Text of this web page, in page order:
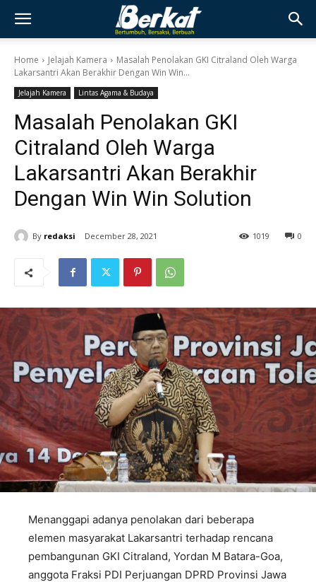
Home Jelajah Kamera
Masalah Penolakan GKI Citraland Oleh Warga
Lakarsantri Akan Berakhir Dengan Win Win...
Jelajah Kamera Lintas Agama & Budaya
Masalah Penolakan GKI
Citraland Oleh Warga
Lakarsantri Akan Berakhir
Dengan Win Win Solution
By redaksi December 28, 2021 0
1019
Menanggapi adanya penolakan dari beberapa
elemen masyarakat Lakarsantri terhadap rencana
pembangunan GKI Citraland, Yordan M Batara-Goa,
anggota Fraksi PDI Perjuangan DPRD Provinsi Jawa